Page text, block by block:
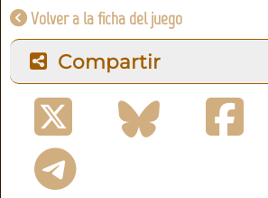
Volver a la ficha del juego
Compartir